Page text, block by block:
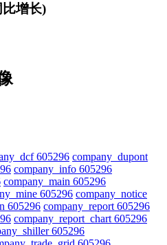
增长)
605296 company_dupont
company_info 605296
company_main 605296
605296 company_notice
605296 company_report 605296
company_report_chart 605296
605296